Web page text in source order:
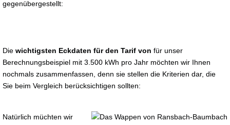
gegenübergestellt:
Die wichtigsten Eckdaten für den Tarif von für unser
Berechnungsbeispiel mit 3.500 kWh pro Jahr möchten wir Ihnen
nochmals zusammenfassen, denn sie stellen die Kriterien dar, die
Sie beim Vergleich berücksichtigen sollten:
Natürlich müchten wir